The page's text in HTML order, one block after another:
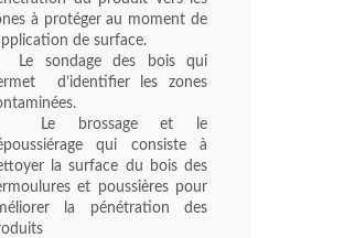
à protéger au moment de
de surface.
Le sondage des bois qui
d’identifier les zones
Le brossage et le
qui consiste à
la surface du bois des
et poussières pour
la pénétration des